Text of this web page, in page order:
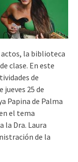
la biblioteca
clase. En este
de
jueves 25 de
Papina de Palma
el tema
la Dra. Laura
de la